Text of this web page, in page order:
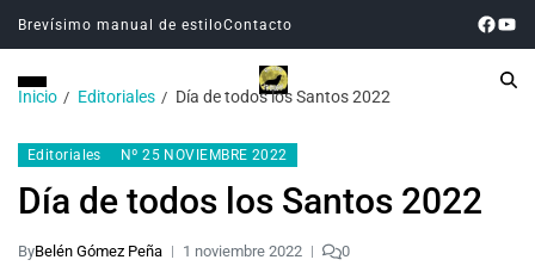
Brevísimo manual de estiloContacto
Inicio Editoriales Día de todos los Santos 2022
Editoriales Nº 25 NOVIEMBRE 2022
Día de todos los Santos 2022
ByBelén Gómez Peña 1 noviembre 2022 0